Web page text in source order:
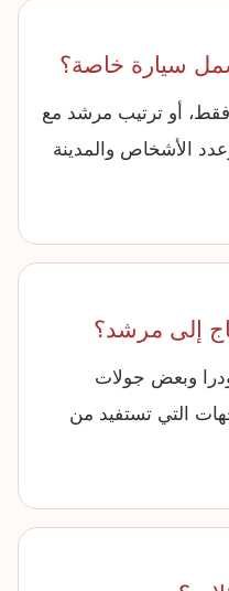
سيارة خاصة؟
أو ترتيب مرشد مع
الأشخاص والمدينة
إلى مرشد؟
وبعض جولات
التي تستفيد من